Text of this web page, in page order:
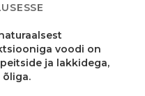
voodi on
ja lakkidega,